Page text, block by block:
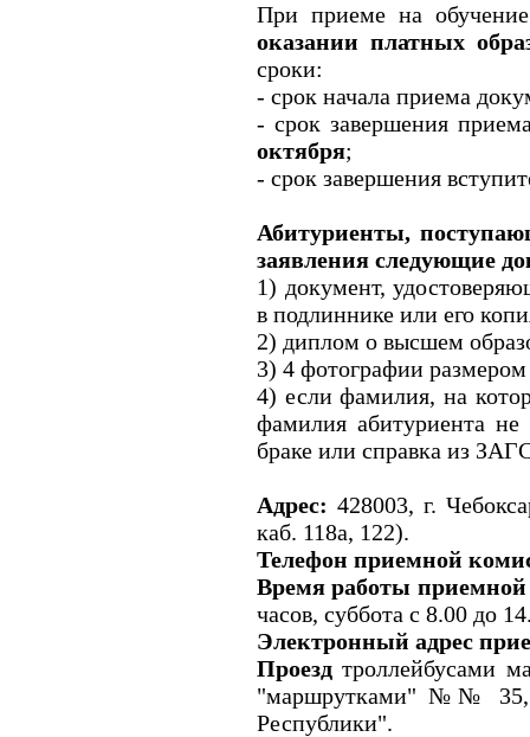
При приеме на
оказании платных
сроки:
- срок начала приема
- срок завершения
октября;
- срок завершения
Абитуриенты,
заявления следующие
1) документ,
в подлиннике или его
2) диплом о высшем
3) 4 фотографии
4) если фамилия, на
фамилия абитуриента не
браке или справка из
Адрес: 428003, г.
каб. 118а, 122).
Телефон приемной
Время работы
часов, суббота с 8.00 до
Электронный адрес
Проезд троллейбусами
"маршрутками" №№ 35,
Республики".